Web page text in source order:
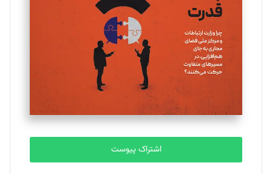
تحریریه
ملینا جعفری
تحریریه
مصطفی مسجدی آرانی
تحریریه
بابک نقاش
اشتراک پیوست